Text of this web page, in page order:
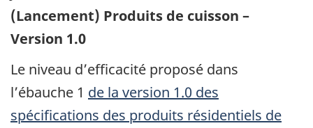
(Lancement) Produits de cuisson –
Version 1.0
Le niveau d’efficacité proposé dans
l’ébauche 1 de la version 1.0 des
spécifications des produits résidentiels de